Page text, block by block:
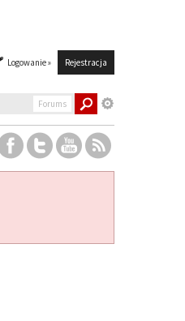
Logowanie » Rejestracja
Forums